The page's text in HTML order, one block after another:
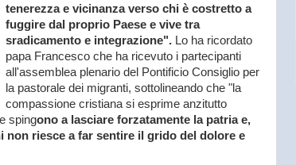
tenerezza e vicinanza verso chi è costretto a
fuggire dal proprio Paese e vive tra
sradicamento e integrazione". Lo ha ricordato
papa Francesco che ha ricevuto i partecipanti
all'assemblea plenario del Pontificio Consiglio per
la pastorale dei migranti, sottolineando che "la
compassione cristiana si esprime anzitutto
spingono a lasciare forzatamente la patria e,
non riesce a far sentire il grido del dolore e